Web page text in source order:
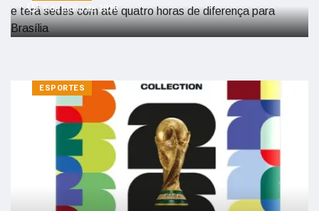
9 de junho de 2026
ESPORTES